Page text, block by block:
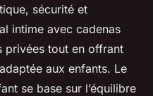
sécurité et
intime avec cadenas
privées tout en offrant
aux enfants. Le
se base sur l’équilibre